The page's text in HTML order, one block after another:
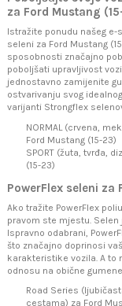
za Ford Mustang
Istražite ponudu našeg
seleni za Ford Mustang
sposobnosti značajno
poboljšati upravljivost
jednostavno zamijenite
ostvarivanju svog
varijanti Strongflex
NORMAL (crvena,
Ford Mustang (15-23)
SPORT (žuta, tvrđa,
(15-23)
PowerFlex seleni za
Ako tražite PowerFlex
pravom ste mjestu. Selen
Ispravno odabrani,
što značajno doprinosi
karakteristike vozila. A to
odnosu na obične
Road Series
cestama) za Ford